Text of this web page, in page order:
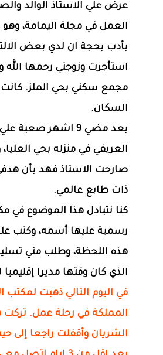
عرض علي الاستاذ الوالد
العمل في مجلة اليمامة، وهو
بأدب بحجة ان لدي بعض
استأجرت وزوجتي رحمها
مجمع سكني بحي الملز. كانت
السكان.
بعد مضي 9 اشهر
العريفي في منزله بحي
صارحت الاستاذ فهد بأن
ذات طابع عالمي.
كنا نتبادل هذا الموضوع في
رسمية عليها أسمه، وكتب
هذه اللحظة، وطلب مني
الذي كان وقتها مديرا
في اليوم التالي ذهبت لمكتب
المملكة في رحلة عمل. تركت
الشريان وأقفلت راجعا إلى